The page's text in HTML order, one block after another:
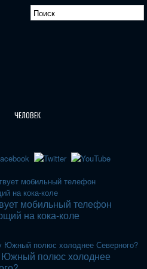
ЧЕЛОВЕК
мобильный телефон
на кока-коле
полюс холоднее